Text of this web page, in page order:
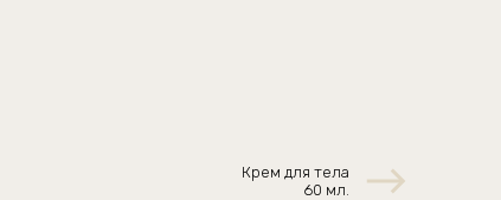
Крем для тела
60 мл.